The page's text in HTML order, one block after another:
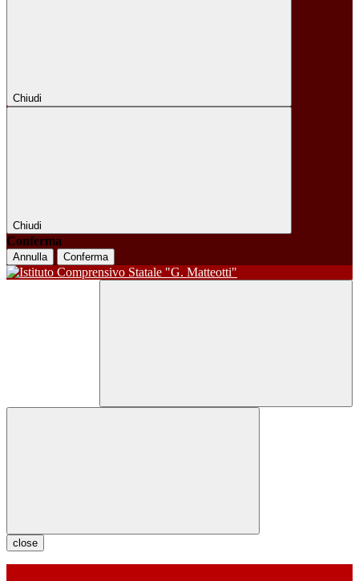
Chiudi
Chiudi
Conferma
Annulla Conferma
close